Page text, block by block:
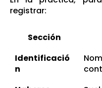
registrar:
Sección
Identificació
n